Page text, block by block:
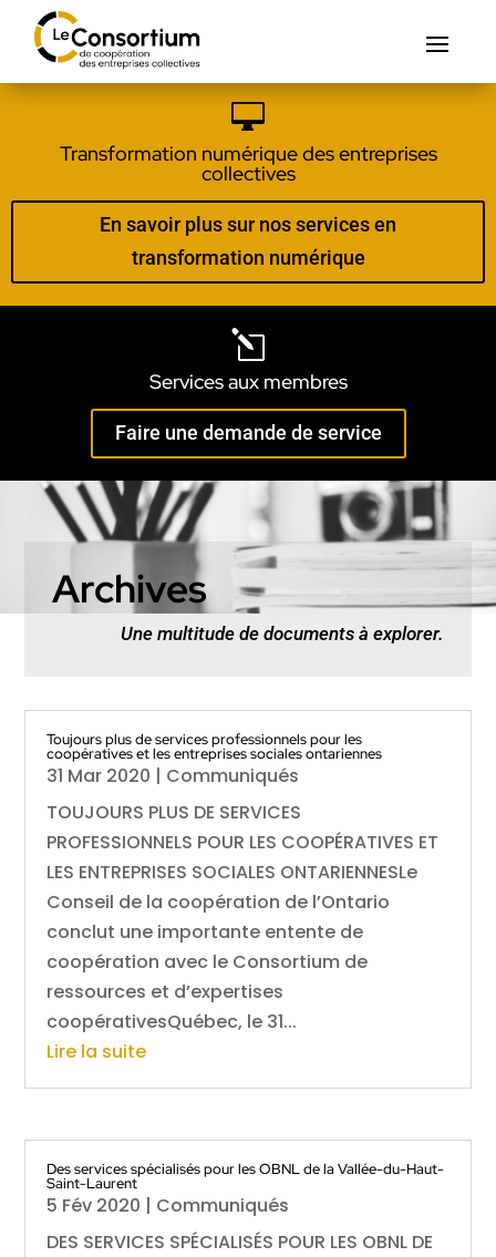

Transformation numérique des entreprises
collectives
En savoir plus sur nos services en
transformation numérique
l
Services aux membres
Faire une demande de service
Archives
Une multitude de documents à explorer.
Toujours plus de services professionnels pour les
coopératives et les entreprises sociales ontariennes
31 Mar 2020 | Communiqués
TOUJOURS PLUS DE SERVICES
PROFESSIONNELS POUR LES COOPÉRATIVES ET
LES ENTREPRISES SOCIALES ONTARIENNESLe
Conseil de la coopération de l’Ontario
conclut une importante entente de
coopération avec le Consortium de
ressources et d’expertises
coopérativesQuébec, le 31...
Lire la suite
Des services spécialisés pour les OBNL de la Vallée-du-Haut-
Saint-Laurent
5 Fév 2020 | Communiqués
DES SERVICES SPÉCIALISÉS POUR LES OBNL DE